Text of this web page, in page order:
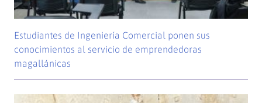
Estudiantes de Ingeniería Comercial ponen sus
conocimientos al servicio de emprendedoras
magallánicas